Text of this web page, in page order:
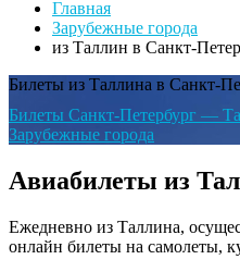
Главная
Зарубежные города
из Таллин в Санкт-
Билеты из Таллина в Санкт-
Билеты Санкт-Петербург —
Зарубежные города
Авиабилеты из
Ежедневно из Таллина,
онлайн билеты на самолеты,